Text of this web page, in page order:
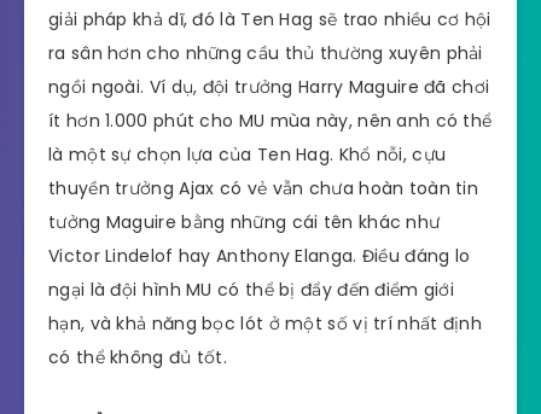
giải pháp khả dĩ, đó là Ten Hag sẽ trao nhiều cơ hội
ra sân hơn cho những cầu thủ thường xuyên phải
ngồi ngoài. Ví dụ, đội trưởng Harry Maguire đã chơi
ít hơn 1.000 phút cho MU mùa này, nên anh có thể
là một sự chọn lựa của Ten Hag. Khổ nỗi, cựu
thuyền trưởng Ajax có vẻ vẫn chưa hoàn toàn tin
tưởng Maguire bằng những cái tên khác như
Victor Lindelof hay Anthony Elanga. Điều đáng lo
ngại là đội hình MU có thể bị đẩy đến điểm giới
hạn, và khả năng bọc lót ở một số vị trí nhất định
có thể không đủ tốt.